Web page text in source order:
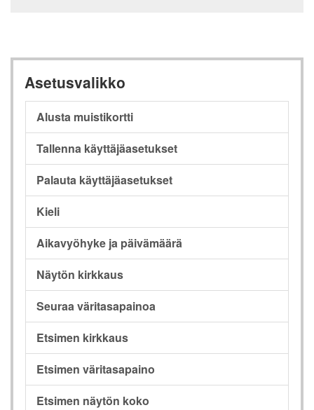
Asetusvalikko
Alusta muistikortti
Tallenna käyttäjäasetukset
Palauta käyttäjäasetukset
Kieli
Aikavyöhyke ja päivämäärä
Näytön kirkkaus
Seuraa väritasapainoa
Etsimen kirkkaus
Etsimen väritasapaino
Etsimen näytön koko